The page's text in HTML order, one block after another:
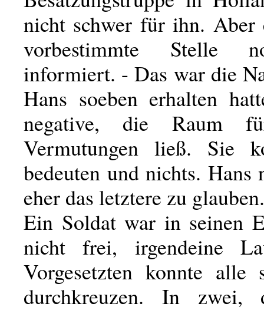
nicht schwer für ihn. Aber
vorbestimmte Stelle
informiert. - Das war die
Hans soeben erhalten
negative, die Raum
Vermutungen ließ. Sie
bedeuten und nichts. Hans
eher das letztere zu glauben.
Ein Soldat war in seinen
nicht frei, irgendeine
Vorgesetzten konnte alle
durchkreuzen. In zwei,